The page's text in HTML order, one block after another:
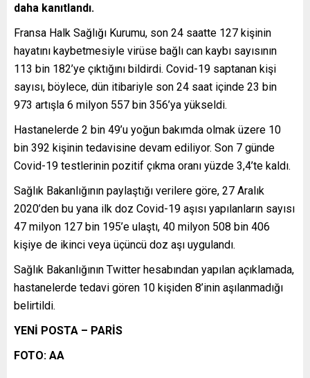
daha kanıtlandı.
Fransa Halk Sağlığı Kurumu, son 24 saatte 127 kişinin
hayatını kaybetmesiyle virüse bağlı can kaybı sayısının
113 bin 182’ye çıktığını bildirdi. Covid-19 saptanan kişi
sayısı, böylece, dün itibariyle son 24 saat içinde 23 bin
973 artışla 6 milyon 557 bin 356’ya yükseldi.
Hastanelerde 2 bin 49’u yoğun bakımda olmak üzere 10
bin 392 kişinin tedavisine devam ediliyor. Son 7 günde
Covid-19 testlerinin pozitif çıkma oranı yüzde 3,4’te kaldı.
Sağlık Bakanlığının paylaştığı verilere göre, 27 Aralık
2020’den bu yana ilk doz Covid-19 aşısı yapılanların sayısı
47 milyon 127 bin 195’e ulaştı, 40 milyon 508 bin 406
kişiye de ikinci veya üçüncü doz aşı uygulandı.
Sağlık Bakanlığının Twitter hesabından yapılan açıklamada,
hastanelerde tedavi gören 10 kişiden 8’inin aşılanmadığı
belirtildi.
YENİ POSTA – PARİS
FOTO: AA